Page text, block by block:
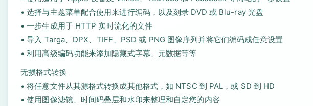
• 选择与主题菜单配合使用来进行编码，以及刻录 DVD 或 Blu-ray 光盘
• 一步生成用于 HTTP 实时流化的文件
• 导入 Targa、DPX、TIFF、PSD 或 PNG 图像序列并将它们编码成任意设置
• 利用高级编码功能来添加隐藏式字幕、元数据等等
无损格式转换
• 将任意文件从其源格式转换成其他格式，如 NTSC 到 PAL，或 SD 到 HD
• 使用图像滤镜、时间码叠层和水印来整理和自定您的内容